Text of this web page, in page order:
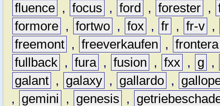
fluence , focus , ford , forester ,
formore , fortwo , fox , fr , fr-v ,
freemont , freeverkaufen , frontera
fullback , fura , fusion , fxx , g
,
galant , galaxy , gallardo ,
,
gemini , genesis ,